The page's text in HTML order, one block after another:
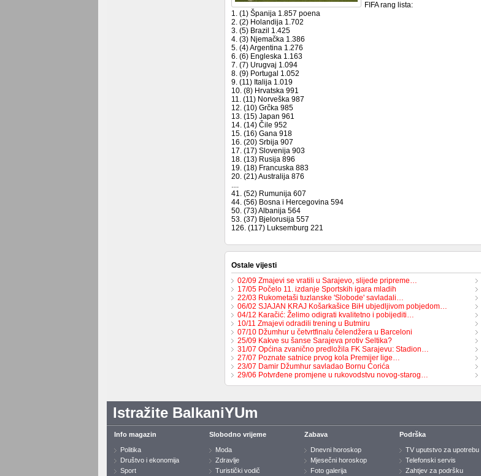
FIFA rang lista:
1. (1) Španija 1.857 poena
2. (2) Holandija 1.702
3. (5) Brazil 1.425
4. (3) Njemačka 1.386
5. (4) Argentina 1.276
6. (6) Engleska 1.163
7. (7) Urugvaj 1.094
8. (9) Portugal 1.052
9. (11) Italija 1.019
10. (8) Hrvatska 991
11. (11) Norveška 987
12. (10) Grčka 985
13. (15) Japan 961
14. (14) Čile 952
15. (16) Gana 918
16. (20) Srbija 907
17. (17) Slovenija 903
18. (13) Rusija 896
19. (18) Francuska 883
20. (21) Australija 876
....
41. (52) Rumunija 607
44. (56) Bosna i Hercegovina 594
50. (73) Albanija 564
53. (37) Bjelorusija 557
126. (117) Luksemburg 221
Ostale vijesti
02/09 Zmajevi se vratili u Sarajevo, slijede pripreme…
17/05 Počelo 11. izdanje Sportskih igara mladih
22/03 Rukometaši tuzlanske 'Slobode' savladali…
06/02 SJAJAN KRAJ Košarkašice BiH ubjedljivom pobjedom…
04/12 Karačić: Želimo odigrati kvalitetno i pobijediti…
10/11 Zmajevi odradili trening u Butmiru
07/10 Džumhur u četvrtfinalu čelendžera u Barceloni
25/09 Kakve su šanse Sarajeva protiv Seltika?
31/07 Općina zvanično predložila FK Sarajevu: Stadion…
27/07 Poznate satnice prvog kola Premijer lige…
23/07 Damir Džumhur savladao Bornu Ćorića
29/06 Potvrđene promjene u rukovodstvu novog-starog…
Istražite BalkaniYUm
Info magazin
Politika
Društvo i ekonomija
Sport
Slobodno vrijeme
Moda
Zdravlje
Turistički vodič
Zabava
Dnevni horoskop
Mjesečni horoskop
Foto galerija
Podrška
TV uputstvo za upotrebu
Telefonski servis
Zahtjev za podršku